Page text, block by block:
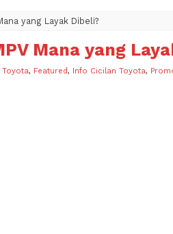
yang Layak Dibeli?
Mana yang
Toyota, Featured, Info Cicilan Toyota,